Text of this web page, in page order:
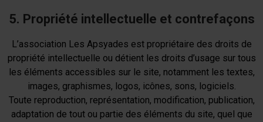
5. Propriété intellectuelle et contrefaçons
L’association Les Apsyades est propriétaire des droits de
propriété intellectuelle ou détient les droits d’usage sur tous
les éléments accessibles sur le site, notamment les textes,
images, graphismes, logos, icônes, sons, logiciels.
Toute reproduction, représentation, modification, publication,
adaptation de tout ou partie des éléments du site, quel que